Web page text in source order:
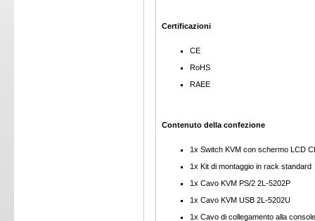
Certificazioni
CE
RoHS
RAEE
Contenuto della confezione
1x Switch KVM con schermo LCD
1x Kit di montaggio in rack standard
1x Cavo KVM PS/2 2L-5202P
1x Cavo KVM USB 2L-5202U
1x Cavo di collegamento alla